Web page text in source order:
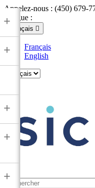
Appelez-nous : (450) 679-
Langue :
Français 
Français
English
+
+
+
+
+